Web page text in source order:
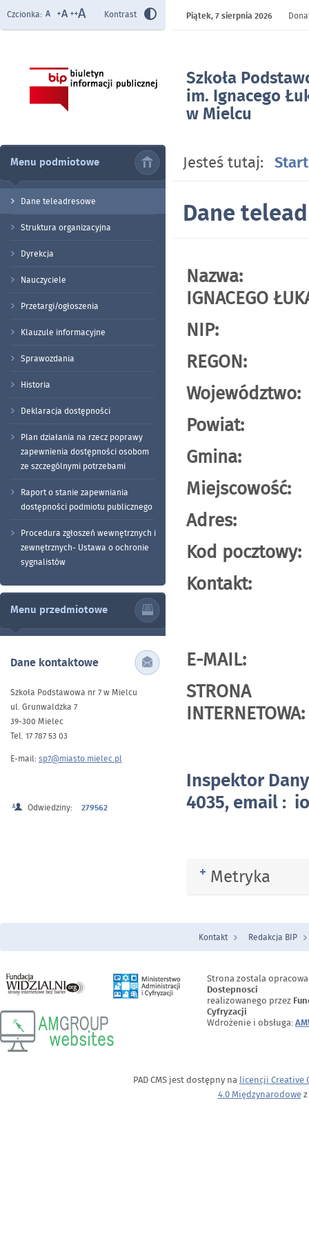
Szkoła
im. Ignacego
w Mielcu
Czcionka: Kontrast Piątek,7 sierpnia 2026
Menu podmiotowe
Dane teleadresowe
Struktura organizacyjna
Dyrekcja
Nauczyciele
Przetargi/ogłoszenia
Klauzule informacyjne
Sprawozdania
Historia
Deklaracja dostępności
Plan działania na rzecz poprawy
zapewnienia dostępności osobom
ze szczególnymi potrzebami
Raport o stanie zapewniania
dostępności podmiotu publicznego
Procedura zgłoszeń wewnętrznych i
zewnętrznych- Ustawa o ochronie
sygnalistów
Menu przedmiotowe
Dane kontaktowe
Szkoła Podstawowa nr 7 w Mielcu
ul. Grunwaldzka 7
39-300 Mielec
Tel. 17 787 53 03
E-mail: sp7@miasto.mielec.pl
Odwiedziny: 279562
Jesteś tutaj: Start
Dane
Nazwa:
IGNACEGO
NIP:
Powiat:
Gmina:
Adres:
Kod
Kontakt:
E-
STRONA
Inspektor
4035, email :
Rozwiń
Metryka
Menu Stopka
Kontakt Redakcja BIP
Strona zostala
Dostepnosci
realizowanego przez
Cyfryzacji
Wdrożenie i obsługa:
PAD CMS jest dostępny na licencji Creative
4.0 Międzynarodowez